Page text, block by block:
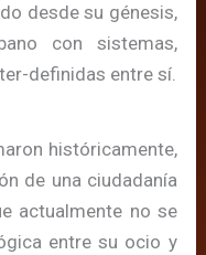
desde su génesis,
con sistemas,
definidas entre sí.
históricamente,
de una ciudadanía
actualmente no se
entre su ocio y